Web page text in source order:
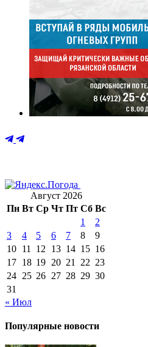
Август 2026
Пн Вт Ср Чт Пт Сб Вс
1
2
3
4 5 6 7 8
9
10 11 12 13 14 15 16
17 18 19 20 21 22 23
24 25 26 27 28 29 30
31
« Июл
Популярные новости